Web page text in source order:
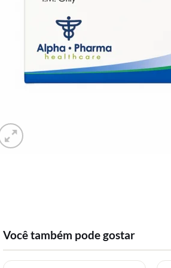
Você também pode gostar